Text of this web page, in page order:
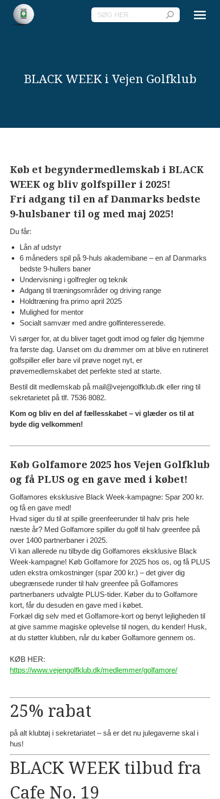
Search:
BLACK WEEK i Vejen Golfklub
Køb et begyndermedlemskab i BLACK
WEEK og bliv golfspiller i 2025!
Fri adgang til en af Danmarks bedste
9-hulsbaner til og med maj 2025!
Du får:
Lån af udstyr
6 måneders spil på 9-huls akademibane – en af Danmarks
bedste 9-hullers baner
Undervisning i golfregler og teknik
Adgang til træningsområder og driving range
Holdtræning fra primo april 2025
Mulighed for mentor
Socialt samvær med andre golfinteresserede.
Vi sørger for, at du bliver taget godt imod og føler dig hjemme
fra første dag. Uanset om du drømmer om at blive en rutineret
golfspiller eller bare vil prøve noget nyt, er
prøvemedlemskabet det perfekte sted at starte.
Bestil dit medlemskab på mail@vejengolfklub.dk eller ring til
sekretarietet på tlf. 7536 8082.
Kom og bliv en del af fællesskabet – vi glæder os til at
byde dig velkommen!
Køb Golfamore 2025 hos Vejen Golfklub
og få PLUS og en gave med i købet!
Golfamores eksklusive Black Week-kampagne: Spar 200 kr.
og få en gave med!
Hvad siger du til at spille greenfeerunder til halv pris hele
næste år? Med Golfamore spiller du golf til halv greenfee på
over 1400 partnerbaner i 2025.
Vi kan allerede nu tilbyde dig Golfamores eksklusive Black
Week-kampagne! Køb Golfamore for 2025 hos os, og få PLUS
uden ekstra omkostninger (spar 200 kr.) – det giver dig
ubegrænsede runder til halv greenfee på Golfamores
partnerbaners udvalgte PLUS-tider. Køber du to Golfamore
kort, får du desuden en gave med i købet.
Forkæl dig selv med et Golfamore-kort og benyt lejligheden til
at give samme magiske oplevelse til nogen, du kender! Husk,
at du støtter klubben, når du køber Golfamore gennem os.
KØB HER:
https://www.vejengolfklub.dk/medlemmer/golfamore/
25% rabat
på alt klubtøj i sekretariatet – så er det nu julegaverne skal i
hus!
BLACK WEEK tilbud fra
Cafe No. 19